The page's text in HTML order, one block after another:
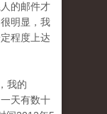
的邮件才
明显，我
程度上达
我的
天有数十